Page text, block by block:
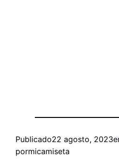
Publicado22 agosto, 2023
pormicamiseta